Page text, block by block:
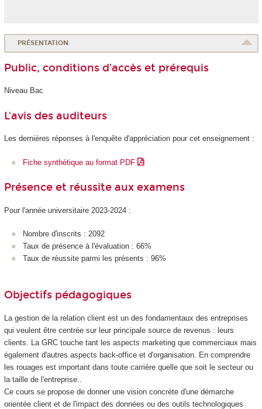
PRÉSENTATION
Public, conditions d’accès et prérequis
Niveau Bac
L'avis des auditeurs
Les dernières réponses à l'enquête d'appréciation pour cet enseignement :
Fiche synthétique au format PDF
Présence et réussite aux examens
Pour l'année universitaire 2023-2024 :
Nombre d'inscrits : 2092
Taux de présence à l'évaluation : 66%
Taux de réussite parmi les présents : 96%
Objectifs pédagogiques
La gestion de la relation client est un des fondamentaux des entreprises
qui veulent être centrée sur leur principale source de revenus : leurs
clients. La GRC touche tant les aspects marketing que commerciaux mais
également d'autres aspects back-office et d'organisation. En comprendre
les rouages est important dans toute carrière quelle que soit le secteur ou
la taille de l'entreprise..
Ce cours se propose de donner une vision concrète d'une démarche
orientée client et de l'impact des données ou des outils technologiques